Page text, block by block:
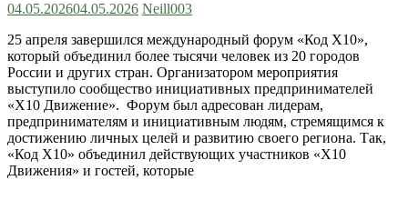
04.05.202604.05.2026 Neill003
25 апреля завершился международный форум «Код Х10»,
который объединил более тысячи человек из 20 городов
России и других стран. Организатором мероприятия
выступило сообщество инициативных предпринимателей
«X10 Движение». Форум был адресован лидерам,
предпринимателям и инициативным людям, стремящимся к
достижению личных целей и развитию своего региона. Так,
«Код Х10» объединил действующих участников «X10
Движения» и гостей, которые